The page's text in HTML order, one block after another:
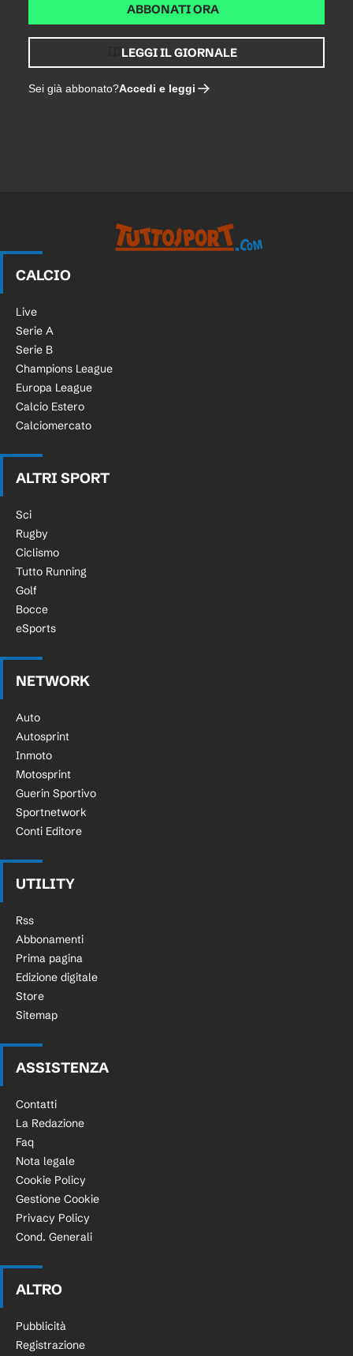
ABBONATI ORA
LEGGI IL GIORNALE
Sei già abbonato?Accedi e leggi
CALCIO
Live
Serie A
Serie B
Champions League
Europa League
Calcio Estero
Calciomercato
ALTRI SPORT
Sci
Rugby
Ciclismo
Tutto Running
Golf
Bocce
eSports
NETWORK
Auto
Autosprint
Inmoto
Motosprint
Guerin Sportivo
Sportnetwork
Conti Editore
UTILITY
Rss
Abbonamenti
Prima pagina
Edizione digitale
Store
Sitemap
ASSISTENZA
Contatti
La Redazione
Faq
Nota legale
Cookie Policy
Gestione Cookie
Privacy Policy
Cond. Generali
ALTRO
Pubblicità
Registrazione